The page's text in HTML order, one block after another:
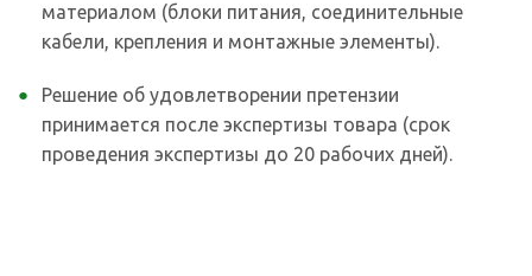
материалом (блоки питания, соединительные
кабели, крепления и монтажные элементы).
Решение об удовлетворении претензии
принимается после экспертизы товара (срок
проведения экспертизы до 20 рабочих дней).